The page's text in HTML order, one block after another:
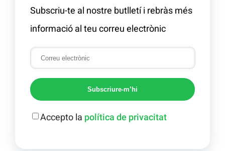
Subscriu-te al nostre butlletí i rebràs més
informació al teu correu electrònic
Subscriure-m’hi
Accepto la política de privacitat